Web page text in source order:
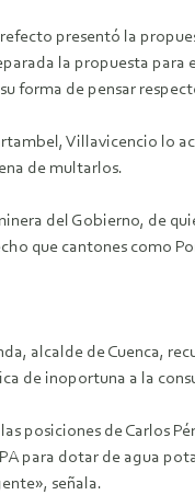
presentó la
la propuesta para
forma de pensar
Villavicencio lo
de multarlos.
del Gobierno, de
que cantones como
alcalde de Cuenca,
de inoportuna a la
posiciones de Carlos
para dotar de agua
señala.